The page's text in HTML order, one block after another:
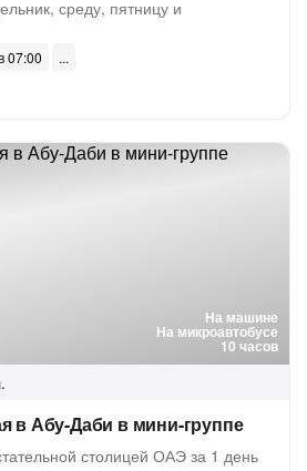
среду, пятницу и
07:00
На машине
На микроавтобусе
10 часов
в Абу-Даби в мини-группе
столицей ОАЭ за 1 день